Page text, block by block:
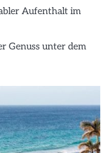
Aufenthalt im
Genuss unter dem